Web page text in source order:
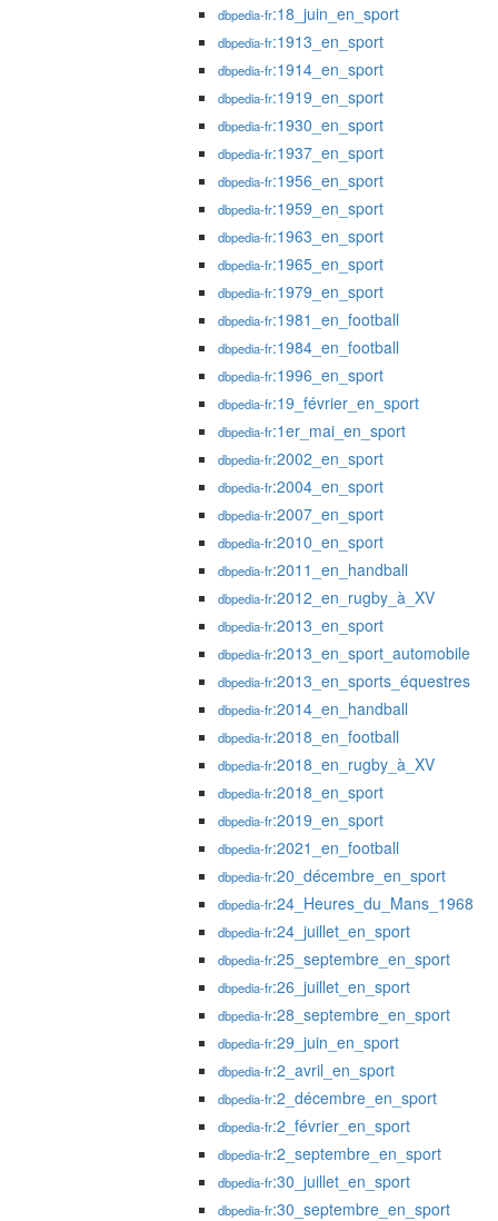
dbpedia-fr:18_juin_en_sport
dbpedia-fr:1913_en_sport
dbpedia-fr:1914_en_sport
dbpedia-fr:1919_en_sport
dbpedia-fr:1930_en_sport
dbpedia-fr:1937_en_sport
dbpedia-fr:1956_en_sport
dbpedia-fr:1959_en_sport
dbpedia-fr:1963_en_sport
dbpedia-fr:1965_en_sport
dbpedia-fr:1979_en_sport
dbpedia-fr:1981_en_football
dbpedia-fr:1984_en_football
dbpedia-fr:1996_en_sport
dbpedia-fr:19_février_en_sport
dbpedia-fr:1er_mai_en_sport
dbpedia-fr:2002_en_sport
dbpedia-fr:2004_en_sport
dbpedia-fr:2007_en_sport
dbpedia-fr:2010_en_sport
dbpedia-fr:2011_en_handball
dbpedia-fr:2012_en_rugby_à_XV
dbpedia-fr:2013_en_sport
dbpedia-fr:2013_en_sport_automobile
dbpedia-fr:2013_en_sports_équestres
dbpedia-fr:2014_en_handball
dbpedia-fr:2018_en_football
dbpedia-fr:2018_en_rugby_à_XV
dbpedia-fr:2018_en_sport
dbpedia-fr:2019_en_sport
dbpedia-fr:2021_en_football
dbpedia-fr:20_décembre_en_sport
dbpedia-fr:24_Heures_du_Mans_1968
dbpedia-fr:24_juillet_en_sport
dbpedia-fr:25_septembre_en_sport
dbpedia-fr:26_juillet_en_sport
dbpedia-fr:28_septembre_en_sport
dbpedia-fr:29_juin_en_sport
dbpedia-fr:2_avril_en_sport
dbpedia-fr:2_décembre_en_sport
dbpedia-fr:2_février_en_sport
dbpedia-fr:2_septembre_en_sport
dbpedia-fr:30_juillet_en_sport
dbpedia-fr:30_septembre_en_sport